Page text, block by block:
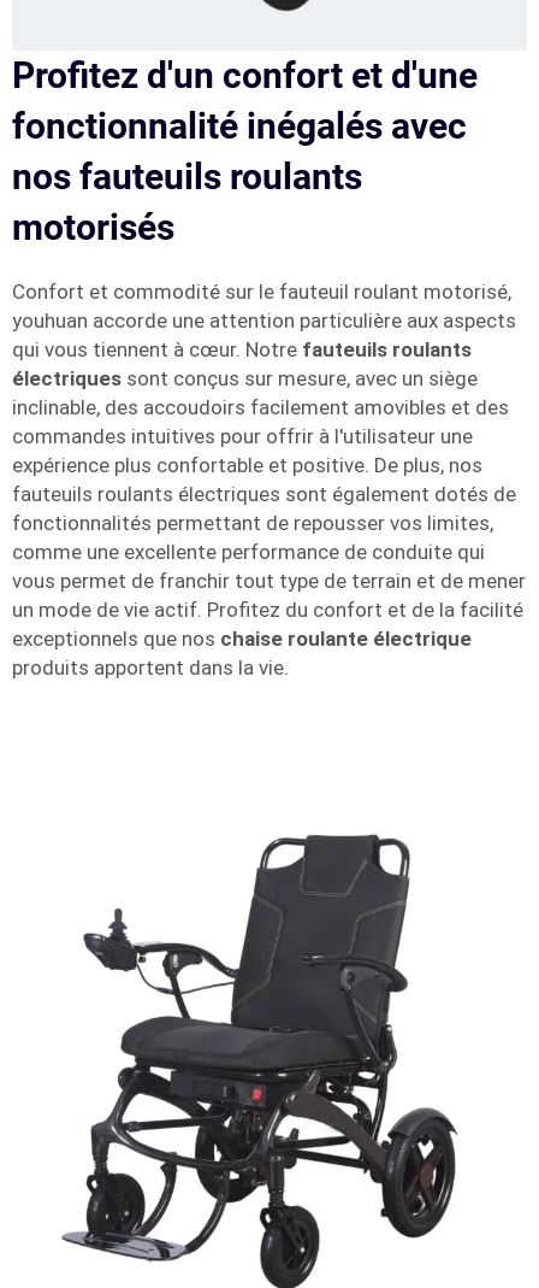
Profitez d'un confort et d'une
fonctionnalité inégalés avec
nos fauteuils roulants
motorisés
Confort et commodité sur le fauteuil roulant motorisé,
youhuan accorde une attention particulière aux aspects
qui vous tiennent à cœur. Notre fauteuils roulants
électriques sont conçus sur mesure, avec un siège
inclinable, des accoudoirs facilement amovibles et des
commandes intuitives pour offrir à l'utilisateur une
expérience plus confortable et positive. De plus, nos
fauteuils roulants électriques sont également dotés de
fonctionnalités permettant de repousser vos limites,
comme une excellente performance de conduite qui
vous permet de franchir tout type de terrain et de mener
un mode de vie actif. Profitez du confort et de la facilité
exceptionnels que nos chaise roulante électrique
produits apportent dans la vie.